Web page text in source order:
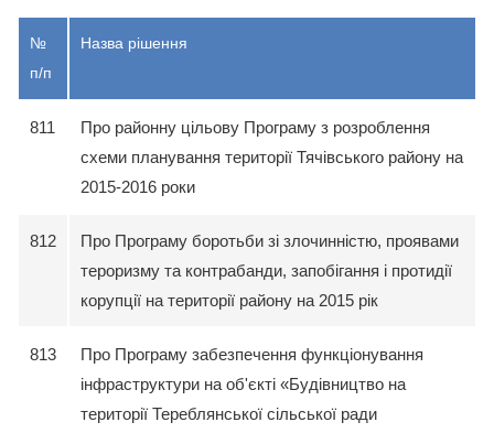
№
п/п
Назва рішення
811
Про районну цільову Програму з розроблення
схеми планування території Тячівського району на
2015-2016 роки
812
Про Програму боротьби зі злочинністю, проявами
тероризму та контрабанди, запобігання і протидії
корупції на території району на 2015 рік
813
Про Програму забезпечення функціонування
інфраструктури на об'єкті «Будівництво на
території Тереблянської сільської ради